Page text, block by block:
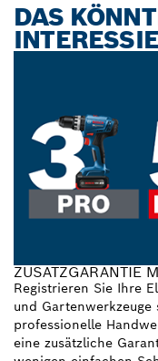
DAS
ZUSATZGARANTIE
Registrieren Sie Ihre
und
professionelle
eine zusätzliche